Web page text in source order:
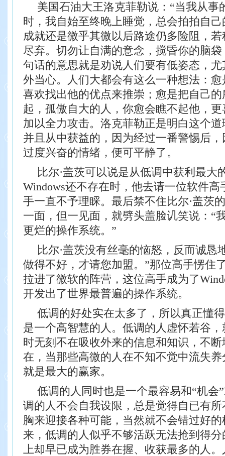
美国石油大王洛克菲勒说：“当我从事
时， 我自始至终晚上睡觉，总会拍拍自己
成就还是微乎其微以后路途仍多险阻，
尽弃。切勿让自满的意念，搅昏你的脑袋
句话的意思就是劝说人们要有低姿态，
外当心。
人们大都会有这么一种想法：
喜欢找出他的优点来推崇；愈是把自己
起，孤傲自大的人， 你愈会瞧不起他，
加以全力攻击。洛克菲勒正是明白这个
并且从中获益的，因为经过一番警惕后，
过度兴奋的情绪，便可平静了。
比尔·盖茨可以说是从低调中获利最大
Windows还不存在时，他去请一位软件
手一直不予理睬。最后禁不住比尔·盖茨
一面， 但一见面，就劈头盖脸讥笑说：“
更烂的操作系统。”
比尔·盖茨没有丝毫的恼怒，反而诚恳
做得不好，才请您加盟。”那位高手愣住
拉进了微软的阵营，这位高手成为了
开发出了世界最普遍的操作系统。
低调的好处实在太多了，所以真正懂
是一个高智慧的人。低调的人虚怀若谷
时无刻不在吸收外来的信息和知识，不
在，当那些高微的人在不知不觉中流失
就是最大的赢家。
低调的人同时也是一个最容易和“机会
调的人不会自我设限，总是觉得自已有
胸来迎接各种可能，当然就不会错过好的
来，低调的人似乎不够活跃无法抢到得
上却早已成为胜券在握、收获最多的人。